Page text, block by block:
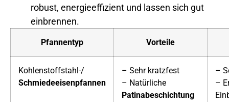
robust, energieeffizient und lassen sich gut
einbrennen.
Pfannentyp Vorteile
Kohlenstoffstahl-/
Schmiedeeisenpfannen
– Sehr kratzfest
– Natürliche
Patinabeschichtung
–
–